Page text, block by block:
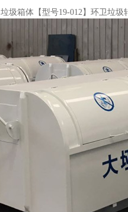
垃圾箱体【型号19-012】环卫垃圾